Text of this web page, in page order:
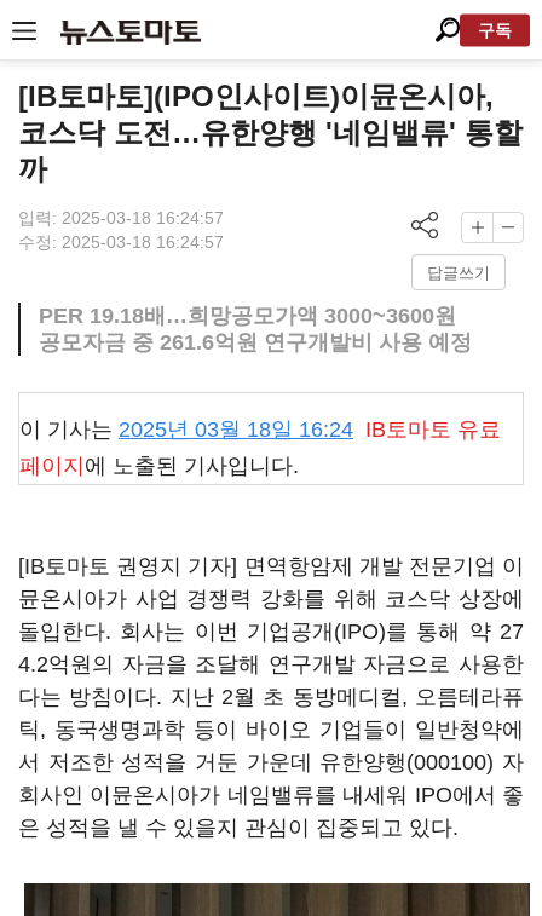
구독
[IB토마토](IPO인사이트)이뮨온시아,
코스닥 도전…유한양행 '네임밸류' 통할
까
입력: 2025-03-18 16:24:57
수정: 2025-03-18 16:24:57
답글쓰기
PER 19.18배…희망공모가액 3000~3600원
공모자금 중 261.6억원 연구개발비 사용 예정
이 기사는 2025년 03월 18일 16:24 IB토마토 유료
페이지 에 노출된 기사입니다.
[IB토마토 권영지 기자] 면역항암제 개발 전문기업 이
뮨온시아가 사업 경쟁력 강화를 위해 코스닥 상장에
돌입한다. 회사는 이번 기업공개(IPO)를 통해 약 27
4.2억원의 자금을 조달해 연구개발 자금으로 사용한
다는 방침이다. 지난 2월 초 동방메디컬, 오름테라퓨
틱, 동국생명과학 등이 바이오 기업들이 일반청약에
서 저조한 성적을 거둔 가운데 유한양행(000100) 자
회사인 이뮨온시아가 네임밸류를 내세워 IPO에서 좋
은 성적을 낼 수 있을지 관심이 집중되고 있다.